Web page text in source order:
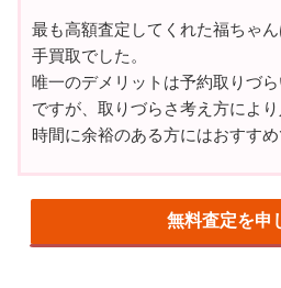
最も高額査定してくれた福ちゃ
手買取でした。
唯一のデメリットは予約取りづら
ですが、取りづらさ考え方により
時間に余裕のある方にはおすすめ
無料査定を申